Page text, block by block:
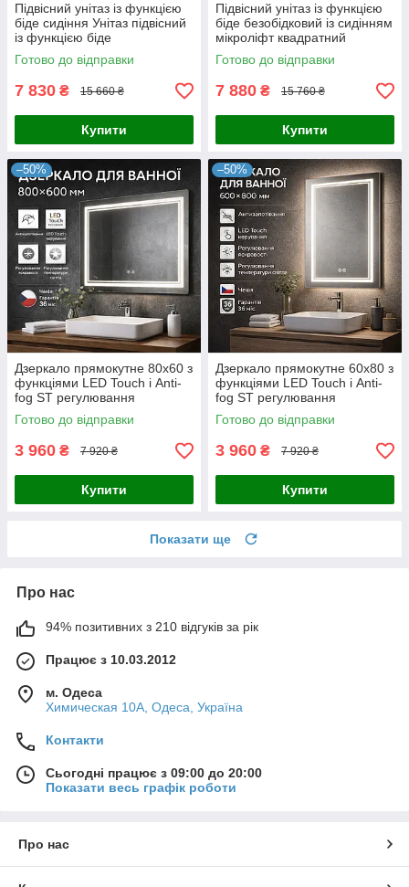
Підвісний унітаз із функцією
біде сидіння Унітаз підвісний
із функцією біде
Готово до відправки
7 830 ₴ 15 660 ₴
Купити
Підвісний унітаз із функцією
біде безобідковий із сидінням
мікроліфт квадратний
Готово до відправки
7 880 ₴ 15 760 ₴
Купити
–50%
Дзеркало прямокутне 80х60 з
функціями LED Touch і Anti-
fog ST регулювання
яскравості та температури
Чехія
Готово до відправки
3 960 ₴ 7 920 ₴
Купити
–50%
Дзеркало прямокутне 60х80 з
функціями LED Touch і Anti-
fog ST регулювання
яскравості та температури
Чехія
Готово до відправки
3 960 ₴ 7 920 ₴
Купити
Показати ще
Про нас
94% позитивних з 210 відгуків за рік
Працює з 10.03.2012
м. Одеса
Химическая 10А, Одеса, Україна
Контакти
Сьогодні працює з 09:00 до 20:00
Показати весь графік роботи
Про нас